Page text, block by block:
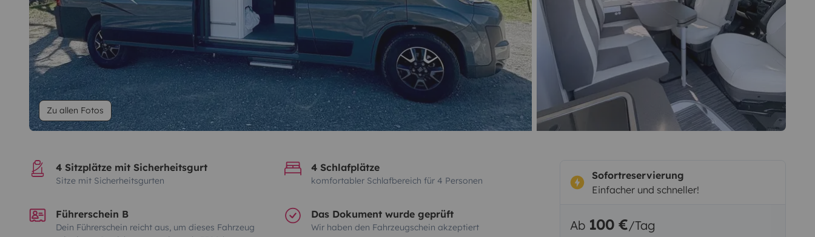
Zu allen Fotos
4 Sitzplätze mit Sicherheitsgurt
Sitze mit Sicherheitsgurten
4 Schlafplätze
komfortabler Schlafbereich für 4 Personen
Führerschein B
Dein Führerschein reicht aus, um dieses Fahrzeug
Das Dokument wurde geprüft
Wir haben den Fahrzeugschein akzeptiert
Sofortreservierung
Einfacher und schneller!
Ab 100 €/Tag